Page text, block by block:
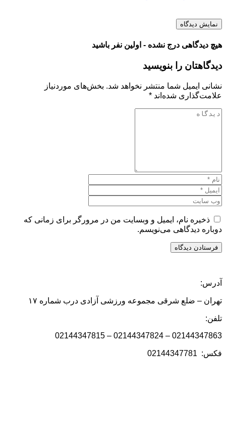
نمایش دیدگاه
هیچ دیدگاهی درج نشده - اولین نفر باشید
دیدگاهتان را بنویسید
نشانی ایمیل شما منتشر نخواهد شد. بخش‌های موردنیاز
علامت‌گذاری شده‌اند *
ذخیره نام، ایمیل و وبسایت من در مرورگر برای زمانی که
دوباره دیدگاهی می‌نویسم.
آدرس:
تهران – ضلع شرقی مجموعه ورزشی آزادی درب شماره ۱۷
تلفن:
02144347863 – 02144347824 – 02144347815
فکس: 02144347781